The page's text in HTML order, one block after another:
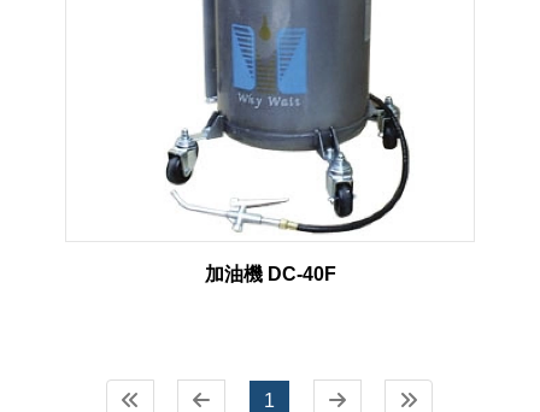
加油機 DC-40F
1